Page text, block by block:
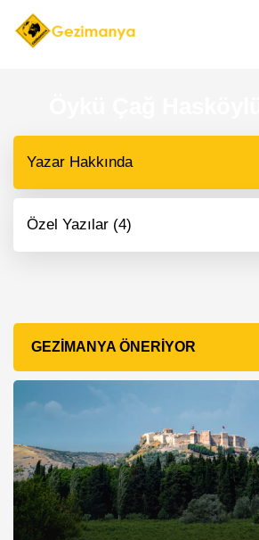
Yazar Hakkında
Özel Yazılar (4)
GEZIMANYA ÖNERIYOR